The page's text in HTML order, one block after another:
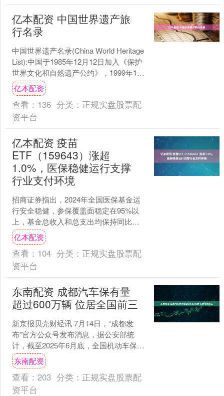
亿本配资 中国世界遗产旅
行名录
中国世界遗产名录(China World Heritage
List):中国于1985年12月12日加入《保护
世界文化和自然遗产公约》，1999年10
月29日当....
亿本配资
查看： 136 分类： 正规实盘股票配
资平台
亿本配资 疫苗
ETF（159643）涨超
1.0%，医保稳健运行支撑
行业支付环境
招商证券指出，2024年全国医保基金运
行安全稳健，参保覆盖面稳定在95%以
上，基金总收入和总支出均保持同比增
长，累计结余达5.31万亿元，“三医”协同
发展成效显....
亿本配资
查看： 104 分类： 正规实盘股票配
资平台
东南配资 成都汽车保有量
超过600万辆 位居全国前三
新京报贝壳财经讯 7月14日，“成都发
布”官方公众号发布消息，据公安部统
计，截至2025年6月底，全国机动车保有
量达4.6亿辆，其中汽车3.59亿辆；机动
车驾驶....
东南配资
查看： 203 分类： 正规实盘股票配
资平台